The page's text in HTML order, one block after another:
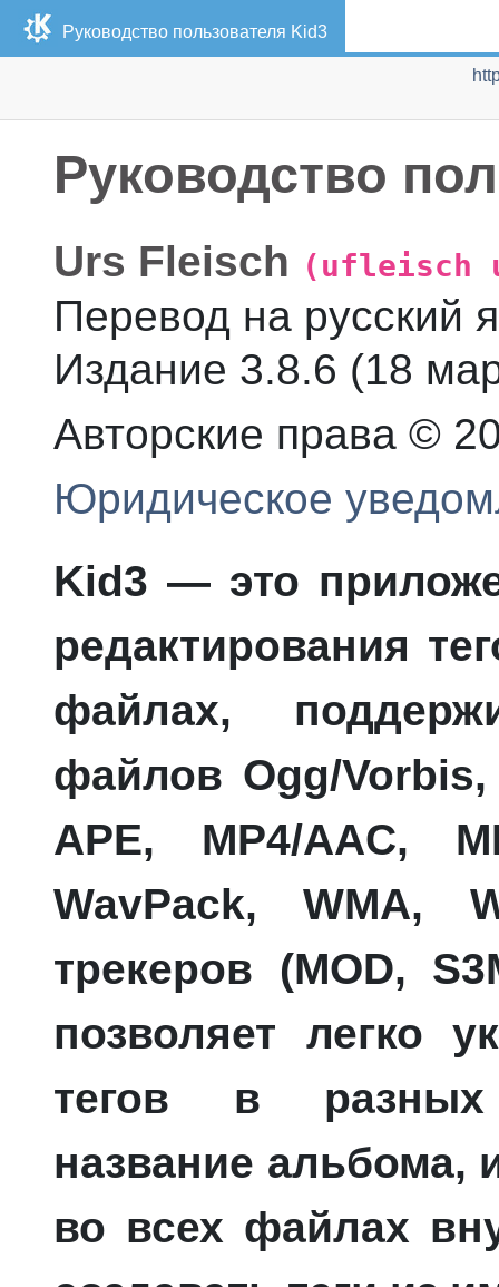
Руководство пользователя Kid3
Руководство
Urs Fleisch (ufleisch
Перевод на русский
Издание 3.8.6 (18
Авторские права ©
Юридическое
Kid3 — это
редактирования
файлах,
файлов Ogg/Vorbis,
APE, MP4/AAC,
WavPack, WMA,
трекеров (MOD,
позволяет легко
тегов в
название альбома,
во всех файлах